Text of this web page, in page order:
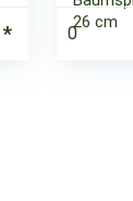
26 cm
0